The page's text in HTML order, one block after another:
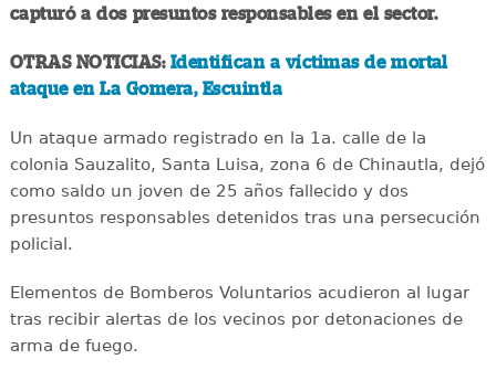
capturó a dos presuntos responsables en el sector.
OTRAS NOTICIAS:Identifican a víctimas de mortal
ataque en La Gomera, Escuintla
Un ataque armado registrado en la 1a. calle de la
colonia Sauzalito, Santa Luisa, zona 6 de Chinautla, dejó
como saldo un joven de 25 años fallecido y dos
presuntos responsables detenidos tras una persecución
policial.
Elementos de Bomberos Voluntarios acudieron al lugar
tras recibir alertas de los vecinos por detonaciones de
arma de fuego.